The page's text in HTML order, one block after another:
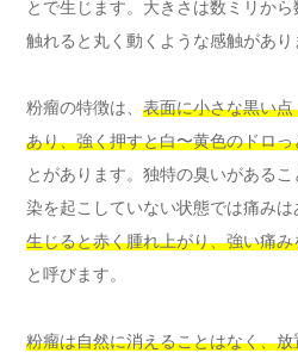
とで生じます。大きさは数ミリから
触れると丸く動くような感触があり
粉瘤の特徴は、 表面に小さな黒い
あり、強く押すと白〜黄色のドロ
とがあります。独特の臭いがある
染を起こしていない状態では痛みは
生じると赤く腫れ上がり、強い痛
と呼びます。
粉瘤は自然に消えることはなく、